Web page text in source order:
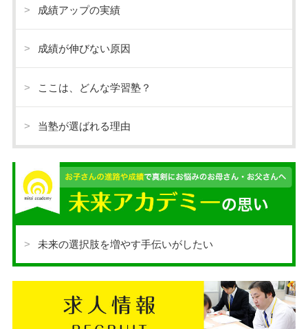
成績アップの実績
成績が伸びない原因
ここは、どんな学習塾？
当塾が選ばれる理由
未来の選択肢を増やす手伝いがしたい